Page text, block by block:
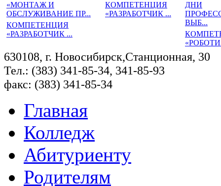
«МОНТАЖ И
ОБСЛУЖИВАНИЕ ПР...
КОМПЕТЕНЦИЯ
«РАЗРАБОТЧИК ...
КОМПЕТЕНЦИЯ
«РАЗРАБОТЧИК ...
ДНИ
ВЫБ...
630108, г. Новосибирск,Станционная, 30
Тел.: (383) 341-85-34, 341-85-93
факс: (383) 341-85-34
Главная
Колледж
Абитуриенту
Родителям